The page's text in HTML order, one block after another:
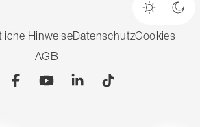
Heller
HinweiseDatenschutzCookies
AGB
FacebookYouTubeLinkedin